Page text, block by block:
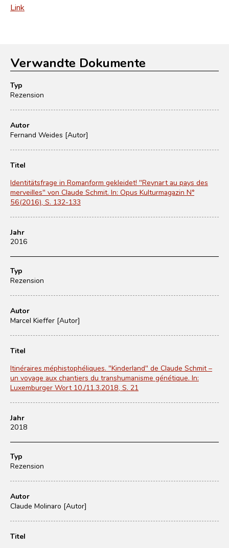
Link
Verwandte Dokumente
Typ
Rezension
Autor
Fernand Weides [Autor]
Titel
Identitätsfrage in Romanform gekleidet! "Reynart au pays des
merveilles" von Claude Schmit. In: Opus Kulturmagazin N°
56(2016), S. 132-133
Jahr
2016
Typ
Rezension
Autor
Marcel Kieffer [Autor]
Titel
Itinéraires méphistophéliques. "Kinderland" de Claude Schmit –
un voyage aux chantiers du transhumanisme génétique. In:
Luxemburger Wort 10./11.3.2018, S. 21
Jahr
2018
Typ
Rezension
Autor
Claude Molinaro [Autor]
Titel